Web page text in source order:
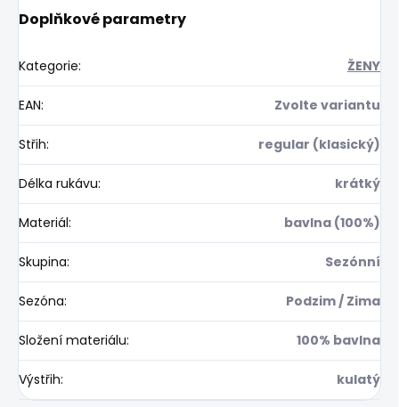
Doplňkové parametry
Kategorie: ŽENY
EAN: Zvolte variantu
Střih: regular (klasický)
Délka rukávu: krátký
Materiál: bavlna (100%)
Skupina: Sezónní
Sezóna: Podzim / Zima
Složení materiálu: 100% bavlna
Výstřih: kulatý